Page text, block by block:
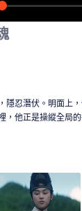
隱忍潛伏。明面上
，他正是操縱全局